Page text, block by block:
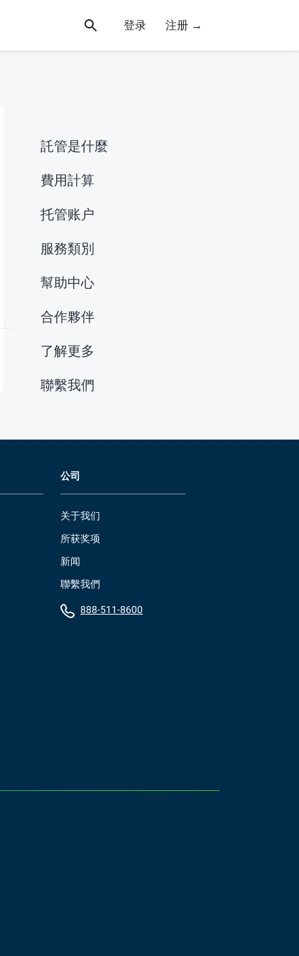
登录 注册 →
託管是什麼
費用計算
托管账户
服務類別
幫助中心
合作夥伴
了解更多
聯繫我們
公司
关于我们
所获奖项
新闻
聯繫我們
888-511-8600